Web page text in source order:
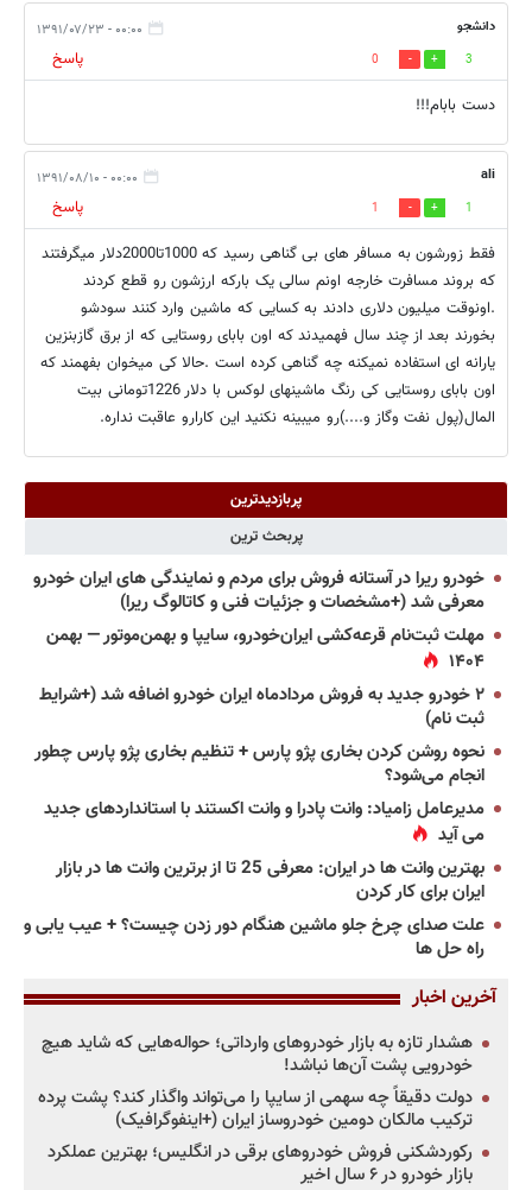
دانشجو ۰۰:۰۰ - ۱۳۹۱/۰۷/۲۳
3
0
پاسخ
دست بابام!!!
ali ۰۰:۰۰ - ۱۳۹۱/۰۸/۱۰
1
1
پاسخ
فقط زورشون به مسافر های بی گناهی رسید که 1000تا2000دلار میگرفتند
که بروند مسافرت خارجه اونم سالی یک بارکه ارزشون رو قطع کردند
.اونوقت میلیون دلاری دادند به کسایی که ماشین وارد کنند سودشو
بخورند بعد از چند سال فهمیدند که اون بابای روستایی که از برق گازبنزین
یارانه ای استفاده نمیکنه چه گناهی کرده است .حالا کی میخوان بفهمند که
اون بابای روستایی کی رنگ ماشینهای لوکس با دلار 1226تومانی بیت
المال(پول نفت وگاز و....)رو میبینه نکنید این کارارو عاقبت نداره.
پربازدیدترین
پربحث ترین
خودرو ریرا در آستانه فروش برای مردم و نمایندگی های ایران خودرو
معرفی شد (+مشخصات و جزئیات فنی و کاتالوگ ریرا)
مهلت ثبت‌نام قرعه‌کشی ایران‌خودرو، سایپا و بهمن‌موتور — بهمن
۱۴۰۴
۲ خودرو جدید به فروش مردادماه ایران خودرو اضافه شد (+شرایط
ثبت نام)
نحوه روشن کردن بخاری پژو پارس + تنظیم بخاری پژو پارس چطور
انجام می‌شود؟
مدیرعامل زامیاد: وانت پادرا و وانت اکستند با استانداردهای جدید
می آید
بهترین وانت ها در ایران: معرفی 25 تا از برترین وانت ها در بازار
ایران برای کار کردن
علت صدای چرخ جلو ماشین هنگام دور زدن چیست؟ + عیب یابی و
راه حل ها
آخرین اخبار
هشدار تازه به بازار خودروهای وارداتی؛ حواله‌هایی که شاید هیچ
خودرویی پشت آن‌ها نباشد!
دولت دقیقاً چه سهمی از سایپا را می‌تواند واگذار کند؟ پشت پرده
ترکیب مالکان دومین خودروساز ایران (+اینفوگرافیک)
رکوردشکنی فروش خودروهای برقی در انگلیس؛ بهترین عملکرد
بازار خودرو در ۶ سال اخیر